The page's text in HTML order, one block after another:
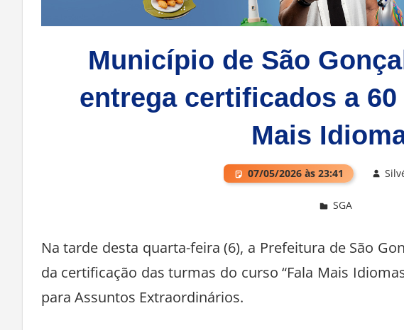
Município de São
entrega certificados a
Mais
07/05/2026 às 23:41
SGA
Na tarde desta quarta-feira (6), a Prefeitura de São
da certificação das turmas do curso “Fala Mais
para Assuntos Extraordinários.